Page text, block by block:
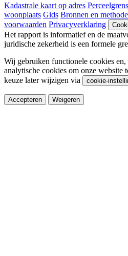
Kadastrale kaart op adres
woonplaats Gids Bronnen en methode
voorwaarden Privacyverklaring
Het rapport is informatief en de
juridische zekerheid is een formele
Wij gebruiken functionele cookies en,
analytische cookies om onze website
keuze later wijzigen via
cookie-
Accepteren Weigeren